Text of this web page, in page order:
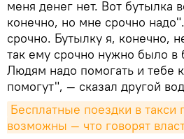
меня денег нет. Вот бутылка
конечно, но мне срочно
срочно. Бутылку я, конечно,
так ему срочно нужно было в
Людям надо помогать и тебе
помогут", — сказал другой
Бесплатные поездки в такси
возможны — что говорят